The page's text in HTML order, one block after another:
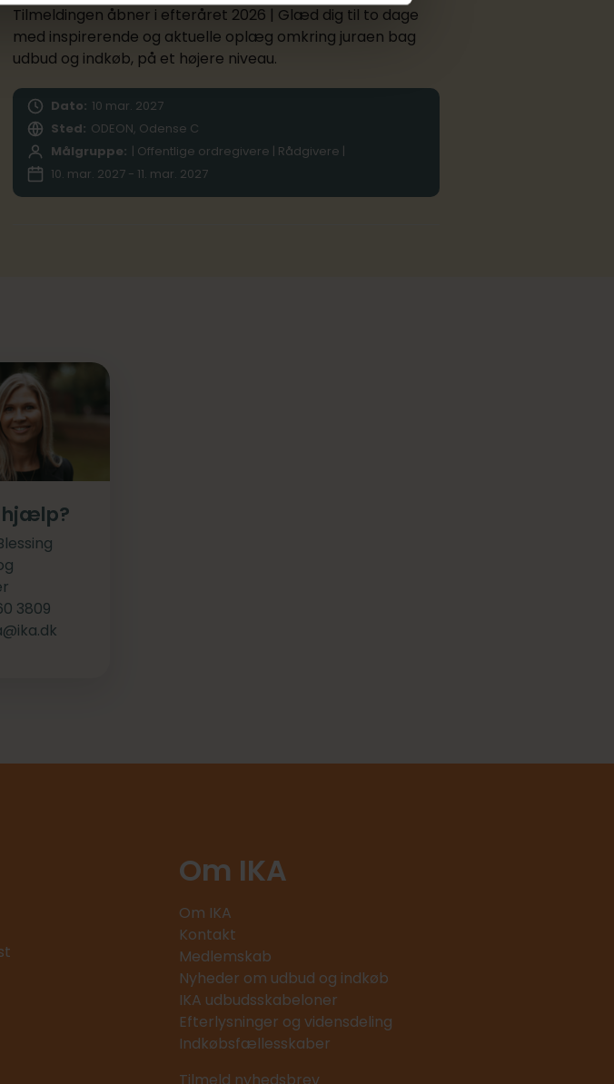
Tilmeldingen åbner i efteråret 2026 | Glæd dig til to dage
med inspirerende og aktuelle oplæg omkring juraen bag
udbud og indkøb, på et højere niveau.
Dato: 10 mar. 2027
Sted: ODEON, Odense C
Målgruppe: | Offentlige ordregivere | Rådgivere |
10. mar. 2027 - 11. mar. 2027
hjælp?
3809
Om IKA
Om IKA
Kontakt
Medlemskab
Nyheder om udbud og indkøb
IKA udbudsskabeloner
Efterlysninger og vidensdeling
Indkøbsfællesskaber